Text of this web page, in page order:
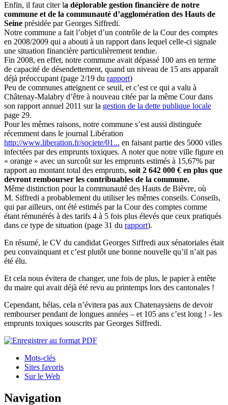
Enfin, il faut citer la déplorable gestion financière de notre
commune et de la communauté d’agglomération des Hauts de
Seine présidée par Georges Siffredi.
Notre commune a fait l’objet d’un contrôle de la Cour des comptes
en 2008/2009 qui a abouti à un rapport dans lequel celle-ci signale
une situation financière particulièrement tendue.
Fin 2008, en effet, notre commune avait dépassé 100 ans en terme
de capacité de désendettement, quand un niveau de 15 ans apparaît
déjà préoccupant (page 2/19 du rapport)
Peu de communes atteignent ce seuil, et c’est ce qui a valu à
Châtenay-Malabry d’être à nouveau citée par la même Cour dans
son rapport annuel 2011 sur la gestion de la dette publique locale
page 29.
Pour les mêmes raisons, notre commune s’est aussi distinguée
récemment dans le journal Libération
http://www.liberation.fr/societe/01... en faisant partie des 5000 villes
infectées par des emprunts toxiques. A noter que notre ville figure en
« orange » avec un surcoût sur les emprunts estimés à 15,67% par
rapport au montant total des emprunts, soit 2 642 000 € en plus que
devront rembourser les contribuables de la commune.
Même distinction pour la communauté des Hauts de Bièvre, où
M. Siffredi a probablement du utiliser les mêmes conseils. Conseils,
qui par ailleurs, ont été estimés par la Cour des comptes comme
étant rémunérés à des tarifs 4 à 5 fois plus élevés que ceux pratiqués
dans ce type de situation (page 31 du rapport).
En résumé, le CV du candidat Georges Siffredi aux sénatoriales était
peu convainquant et c’est plutôt une bonne nouvelle qu’il n’ait pas
été élu.
Et cela nous évitera de changer, une fois de plus, le papier à entête
du maire qui avait déjà été revu au printemps lors des cantonales !
Cependant, hélas, cela n’évitera pas aux Chatenaysiens de devoir
rembourser pendant de longues années – et 105 ans c’est long ! - les
emprunts toxiques souscrits par Georges Siffredi.
Mots-clés
Sites favoris
Sur le Web
Navigation